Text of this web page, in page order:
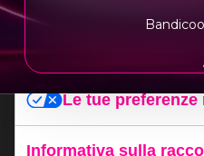
Le tue
Informativa sulla